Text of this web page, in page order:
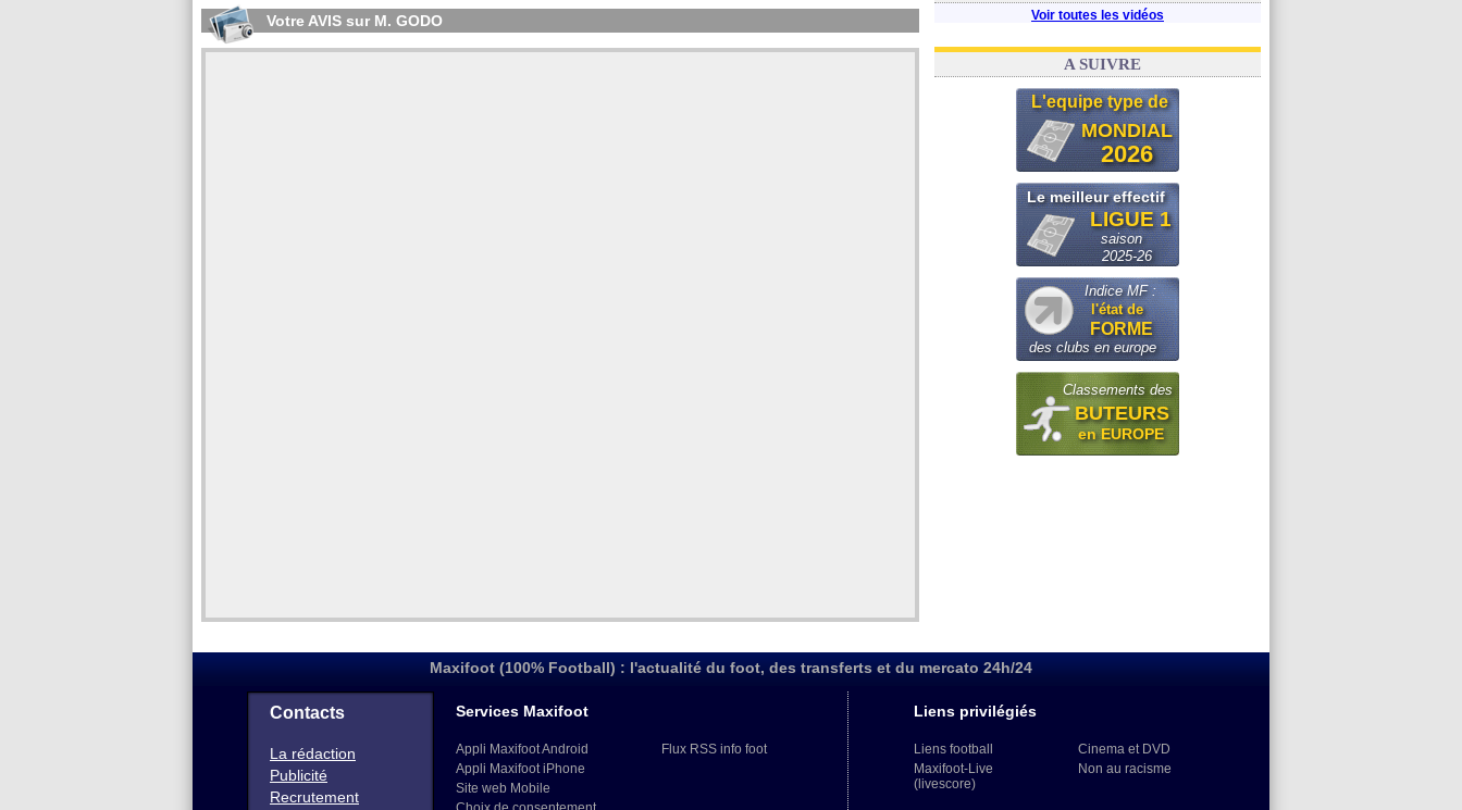
Votre AVIS sur M. GODO Voir toutes les vidéos
A SUIVRE
L'equipe type de
MONDIAL
2026
Le meilleur effectif
LIGUE 1
saison
2025-26
Indice MF :
l'état de
FORME
des clubs en europe
Classements des
BUTEURS
en EUROPE
Maxifoot (100% Football) : l'actualité du foot, des transferts et du mercato 24h/24
Contacts
La rédaction
Publicité
Recrutement
Services Maxifoot
Appli Maxifoot Android
Appli Maxifoot iPhone
Site web Mobile
Flux RSS info foot
Liens privilégiés
Liens football
Maxifoot-Live
(livescore)
Cinema et DVD
Non au racisme